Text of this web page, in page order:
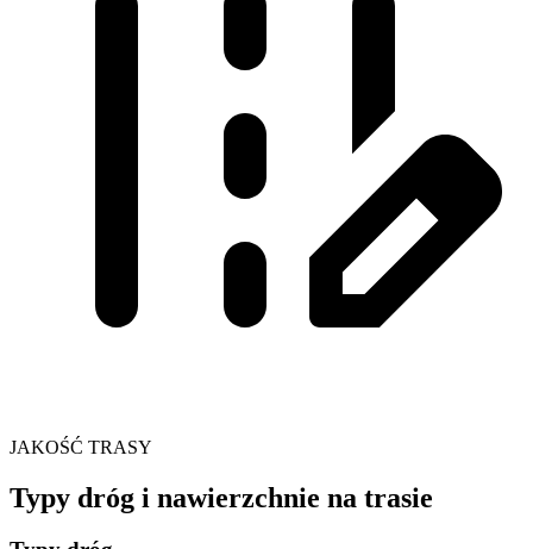
JAKOŚĆ TRASY
Typy dróg i nawierzchnie na trasie